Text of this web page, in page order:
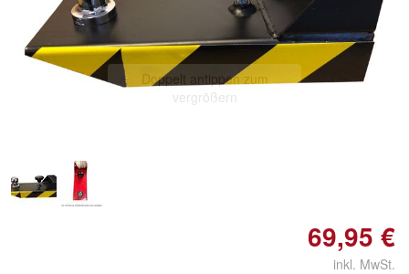
Doppelt antippen zum
vergrößern
69,95 €
inkl. MwSt.